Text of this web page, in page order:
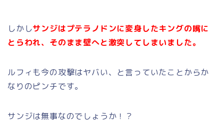
しかしサンジはプテラノドンに変身したキングの嘴に
とらわれ、そのまま壁へと激突してしまいました。
ルフィも今の攻撃はヤバい、と言っていたことからか
なりのピンチです。
サンジは無事なのでしょうか！？